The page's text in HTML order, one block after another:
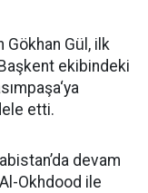
Gökhan Gül, ilk
ekibindeki
etti.
devam
Okhdood ile